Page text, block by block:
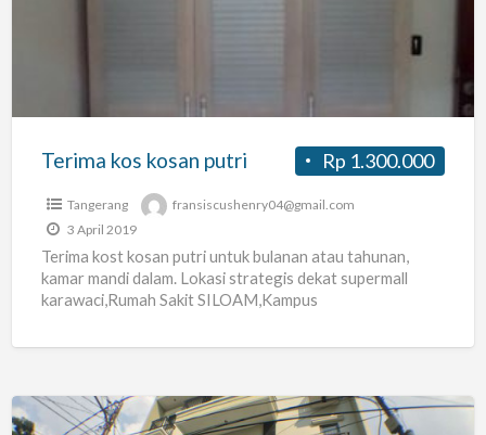
Rp 1.300.000
Terima kos kosan putri
Tangerang
fransiscushenry04@gmail.com
3 April 2019
Terima kost kosan putri untuk bulanan atau tahunan,
kamar mandi dalam. Lokasi strategis dekat supermall
karawaci,Rumah Sakit SILOAM,Kampus
Hotel[…]